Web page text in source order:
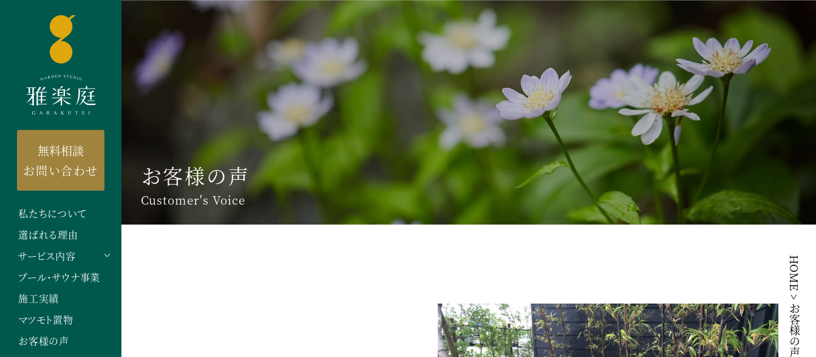
無料相談
お問い合わせ
私たちについて
選ばれる理由
サービス内容
プール・サウナ事業
施工実績
マツモト置物
お客様の声
お客様の声
Customer's Voice
HOME
>
お客様の声